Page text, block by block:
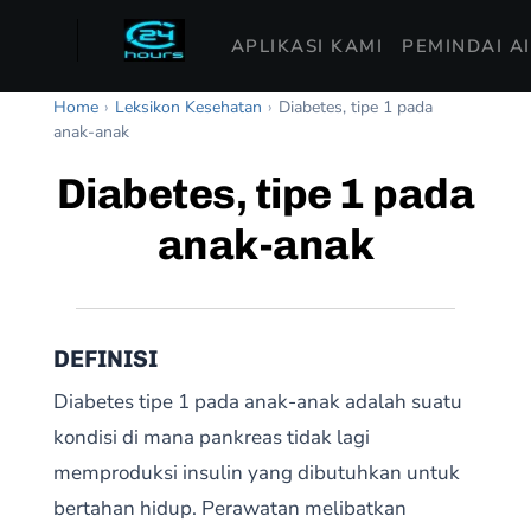
APLIKASI KAMI PEMINDAI
Home › Leksikon Kesehatan › Diabetes, tipe 1 pada
anak-anak
Diabetes, tipe 1 pada
anak-anak
DEFINISI
Diabetes tipe 1 pada anak-anak adalah suatu
kondisi di mana pankreas tidak lagi
memproduksi insulin yang dibutuhkan untuk
bertahan hidup. Perawatan melibatkan